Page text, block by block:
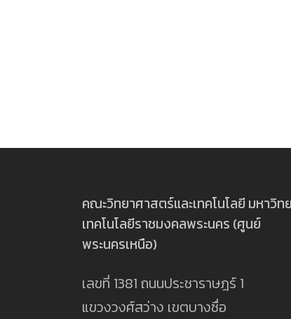
คณะวิทยาศาสตร์และเทคโนโลยี มหาวิท
เทคโนโลยีราชมงคลพระนคร (ศูนย์
พระนครเหนือ)
เลขที่ 1381 ถนนประชาราษฎร์ 1
แขวงวงศ์สว่าง เขตบางซื่อ